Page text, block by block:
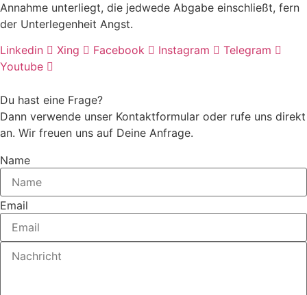
Annahme unterliegt, die jedwede Abgabe einschließt, fern
der Unterlegenheit Angst.
Linkedin
Xing Facebook Instagram
Telegram
Youtube
Du hast eine Frage?
Dann verwende unser Kontaktformular oder rufe uns direkt
an. Wir freuen uns auf Deine Anfrage.
Name
Email